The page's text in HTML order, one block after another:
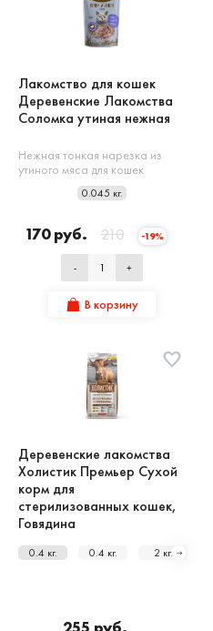
Лакомство для кошек
Деревенские Лакомства
Соломка утиная нежная
Нежная тонкая нарезка из
утиного мяса для кошек
0.045 кг.
170 руб. 210 -19%
- +
В корзину
Деревенские лакомства
Холистик Премьер Сухой
корм для
стерилизованных кошек,
Говядина
0.4 кг. 0.4 кг. 2 кг.